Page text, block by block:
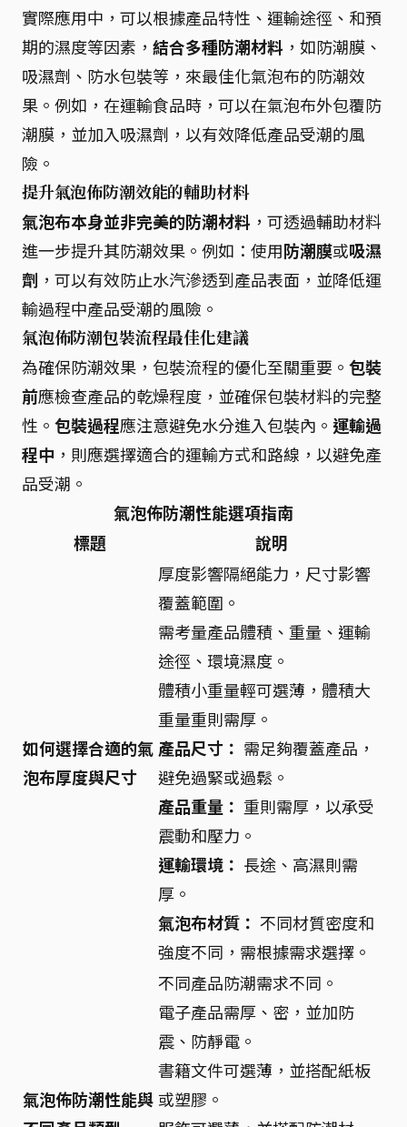
實際應用中，可以根據產品特性、運輸途徑、和預
期的濕度等因素， 結合多種防潮材料 ，如防潮膜、
吸濕劑、防水包裝等，來最佳化氣泡布的防潮效
果。例如，在運輸食品時，可以在氣泡布外包覆防
潮膜，並加入吸濕劑，以有效降低產品受潮的風
險。
提升氣泡佈防潮效能的輔助材料
氣泡布本身並非完美的防潮材料 ，可透過輔助材料
進一步提升其防潮效果。例如：使用防潮膜或吸濕
劑 ，可以有效防止水汽滲透到產品表面，並降低運
輸過程中產品受潮的風險。
氣泡佈防潮包裝流程最佳化建議
為確保防潮效果，包裝流程的優化至關重要。 包裝
前應檢查產品的乾燥程度，並確保包裝材料的完整
性。 包裝過程應注意避免水分進入包裝內。 運輸過
程中 ，則應選擇適合的運輸方式和路線，以避免產
品受潮。
氣泡佈防潮性能選項指南
標題
說明
如何選擇合適的氣
泡布厚度與尺寸
厚度影響隔絕能力，尺寸影響
覆蓋範圍。
需考量產品體積、重量、運輸
途徑、環境濕度。
體積小重量輕可選薄，體積大
重量重則需厚。
產品尺寸： 需足夠覆蓋產品，
避免過緊或過鬆。
產品重量： 重則需厚，以承受
震動和壓力。
運輸環境： 長途、高濕則需
厚。
氣泡布材質： 不同材質密度和
強度不同，需根據需求選擇。
氣泡佈防潮性能與
不同產品防潮需求不同。
電子產品需厚、密，並加防
震、防靜電。
書籍文件可選薄，並搭配紙板
或塑膠。